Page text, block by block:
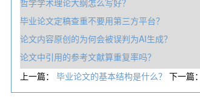
哲学学术理论大纲怎么写好？
毕业论文定稿查重不要用第三方平台？
论文内容原创的为何会被误判为AI生成？
论文中引用的参考文献算重复率吗？
上一篇： 毕业论文的基本结构是什么？ 下一篇：